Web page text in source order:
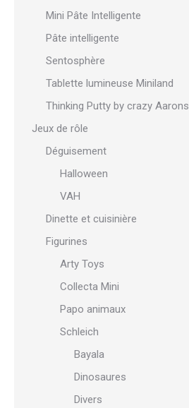
Mini Pâte Intelligente
Pâte intelligente
Sentosphère
Tablette lumineuse Miniland
Thinking Putty by crazy Aarons
Jeux de rôle
Déguisement
Halloween
VAH
Dinette et cuisinière
Figurines
Arty Toys
Collecta Mini
Papo animaux
Schleich
Bayala
Dinosaures
Divers